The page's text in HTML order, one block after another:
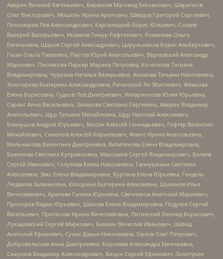
Аверин Виталий Евгеньевич, Барахоев Магомед Бекханович, Шарипков
Олег Викторович, Мошель Ирина Ароновна, Шведов Григорий Сергеевич,
Пономарев Лев Александрович, Каргалицкий Борис Юльевич, Созаев
Валерий Валерьевич, Исламов Тимур Рифгатович, Романова Ольга
Евгеньевна, Щаров Сергей Алексадрович, Цирульников Борис Альбертович,
Гасан Ольга Павловна, Паутов Юрий Анатольевич, Верховский Александр
Маркович, Пислакова-Паркер Марина Петровна, Кочеткова Татьяна
Владимировна, Чуркина Наталья Валерьевна, Акимова Татьяна Николаевна,
Золотарева Екатерина Александровна, Рачинский Ян Збигневич, Жемкова
Елена Борисовна, Гудков Лев Дмитриевич, Илларионова Юлия Юрьевна,
Саранг Анна Васильевна, Захарова Светлана Сергеевна, Аверин Владимир
Анатольевич, Щур Татьяна Михайловна, Щур Николай Алексеевич,
Блинушов Андрей Юрьевич, Мосин Алексей Геннадьевич, Гефтер Валентин
Михайлович, Симонов Алексей Кириллович, Флиге Ирина Анатольевна,
Мельникова Валентина Дмитриевна, Вититинова Елена Владимировна,
Баженова Светлана Куприяновна, Максимов Сергей Владимирович, Беляев
Сергей Иванович, Голубева Елена Николаевна, Ганнушкина Светлана
Алексеевна, Закс Елена Владимировна, Буртина Елена Юрьевна, Гендель
Людмила Залмановна, Кокорина Екатерина Алексеевна, Шуманов Илья
Вячеславович, Арапова Галина Юрьевна, Свечников Анатолий Мариевич,
Прохоров Вадим Юрьевич, Шахова Елена Владимировна, Подузов Сергей
Васильевич, Протасова Ирина Вячеславовна, Литинский Леонид Борисович,
Лукашевский Сергей Маркович, Бахмин Вячеслав Иванович, Шабад
Анатолий Ефимович, Сухих Дарья Николаевна, Орлов Олег Петрович,
Добровольская Анна Дмитриевна, Королева Александра Евгеньевна,
Смирнов Владимир Александрович, Вицин Сергей Ефимович, Золотухин